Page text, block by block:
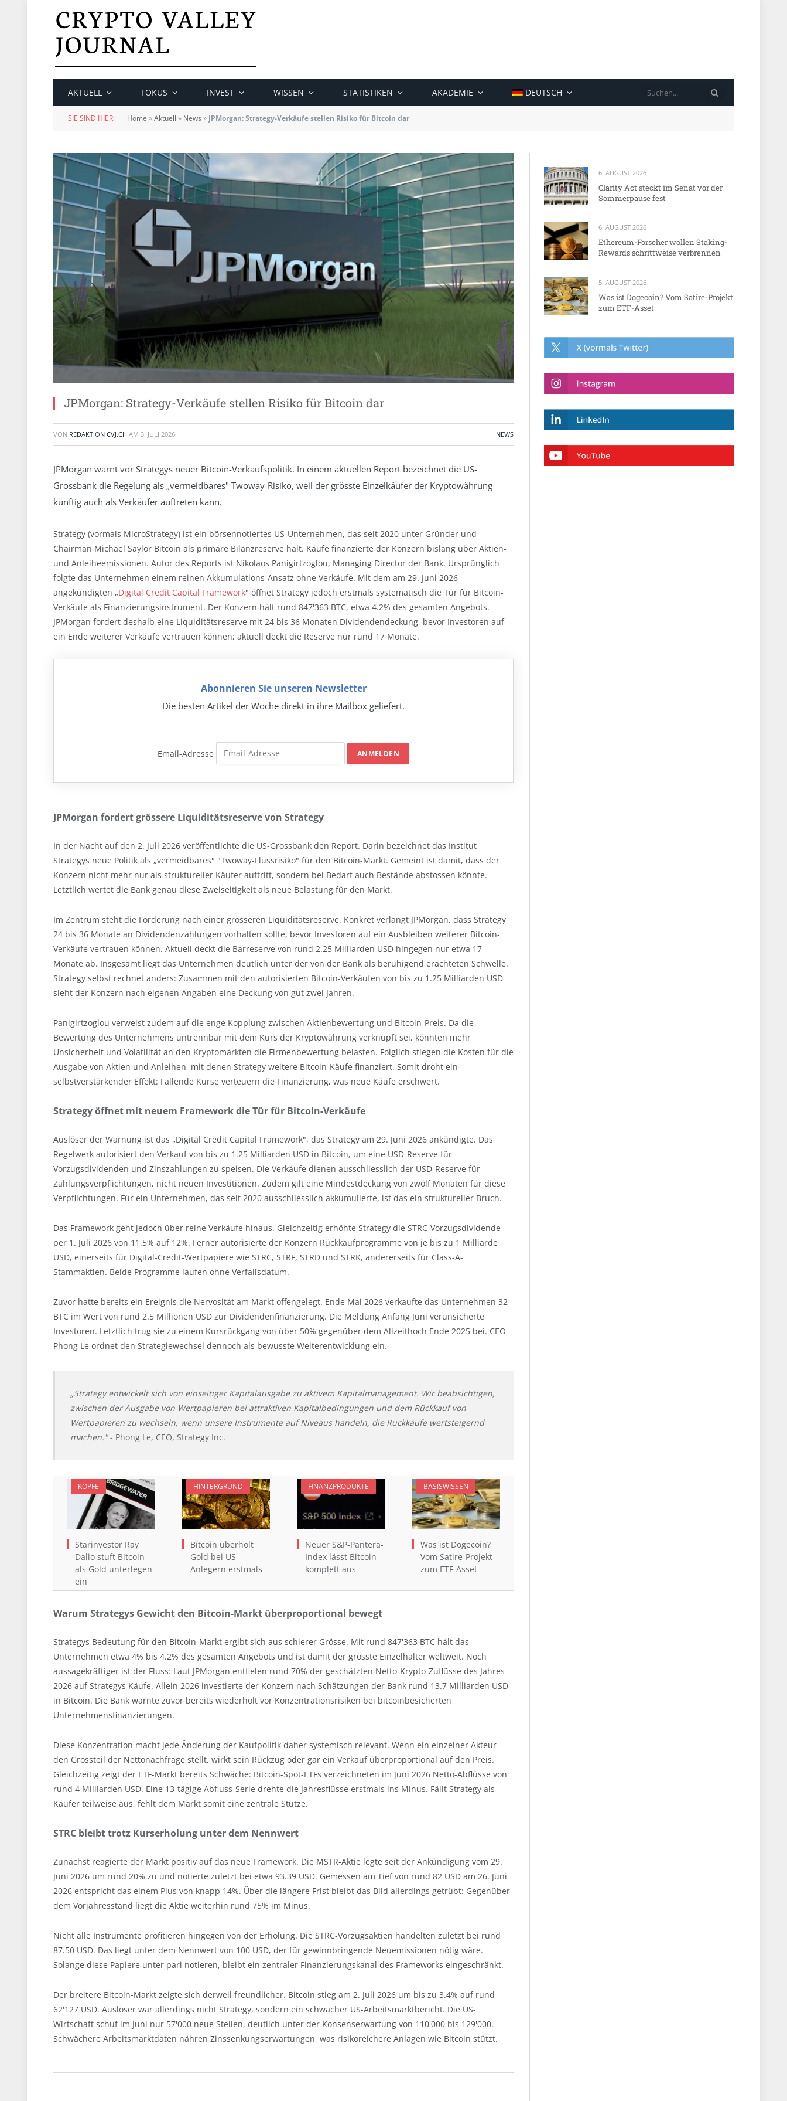
AKTUELL FOKUS INVEST WISSEN STATISTIKEN AKADEMIE DEUTSCH
SIE SIND HIER: Home »Aktuell » News » JPMorgan: Strategy-Verkäufe stellen Risiko für Bitcoin dar
JPMorgan: Strategy-Verkäufe stellen Risiko für Bitcoin dar
VON REDAKTION CVJ.CH AM 3. JULI 2026 NEWS
JPMorgan warnt vor Strategys neuer Bitcoin-Verkaufspolitik. In einem aktuellen Report bezeichnet die US-
Grossbank die Regelung als „vermeidbares" Twoway-Risiko, weil der grösste Einzelkäufer der Kryptowährung
künftig auch als Verkäufer auftreten kann.
Strategy (vormals MicroStrategy) ist ein börsennotiertes US-Unternehmen, das seit 2020 unter Gründer und
Chairman Michael Saylor Bitcoin als primäre Bilanzreserve hält. Käufe finanzierte der Konzern bislang über Aktien-
und Anleiheemissionen. Autor des Reports ist Nikolaos Panigirtzoglou, Managing Director der Bank. Ursprünglich
folgte das Unternehmen einem reinen Akkumulations-Ansatz ohne Verkäufe. Mit dem am 29. Juni 2026
angekündigten „Digital Credit Capital Framework" öffnet Strategy jedoch erstmals systematisch die Tür für Bitcoin-
Verkäufe als Finanzierungsinstrument. Der Konzern hält rund 847'363 BTC, etwa 4.2% des gesamten Angebots.
JPMorgan fordert deshalb eine Liquiditätsreserve mit 24 bis 36 Monaten Dividendendeckung, bevor Investoren auf
ein Ende weiterer Verkäufe vertrauen können; aktuell deckt die Reserve nur rund 17 Monate.
Abonnieren Sie unseren Newsletter
Die besten Artikel der Woche direkt in ihre Mailbox geliefert.
Email-Adresse
JPMorgan fordert grössere Liquiditätsreserve von Strategy
In der Nacht auf den 2. Juli 2026 veröffentlichte die US-Grossbank den Report. Darin bezeichnet das Institut
Strategys neue Politik als „vermeidbares" "Twoway-Flussrisiko" für den Bitcoin-Markt. Gemeint ist damit, dass der
Konzern nicht mehr nur als struktureller Käufer auftritt, sondern bei Bedarf auch Bestände abstossen könnte.
Letztlich wertet die Bank genau diese Zweiseitigkeit als neue Belastung für den Markt.
Im Zentrum steht die Forderung nach einer grösseren Liquiditätsreserve. Konkret verlangt JPMorgan, dass Strategy
24 bis 36 Monate an Dividendenzahlungen vorhalten sollte, bevor Investoren auf ein Ausbleiben weiterer Bitcoin-
Verkäufe vertrauen können. Aktuell deckt die Barreserve von rund 2.25 Milliarden USD hingegen nur etwa 17
Monate ab. Insgesamt liegt das Unternehmen deutlich unter der von der Bank als beruhigend erachteten Schwelle.
Strategy selbst rechnet anders: Zusammen mit den autorisierten Bitcoin-Verkäufen von bis zu 1.25 Milliarden USD
sieht der Konzern nach eigenen Angaben eine Deckung von gut zwei Jahren.
Panigirtzoglou verweist zudem auf die enge Kopplung zwischen Aktienbewertung und Bitcoin-Preis. Da die
Bewertung des Unternehmens untrennbar mit dem Kurs der Kryptowährung verknüpft sei, könnten mehr
Unsicherheit und Volatilität an den Kryptomärkten die Firmenbewertung belasten. Folglich stiegen die Kosten für die
Ausgabe von Aktien und Anleihen, mit denen Strategy weitere Bitcoin-Käufe finanziert. Somit droht ein
selbstverstärkender Effekt: Fallende Kurse verteuern die Finanzierung, was neue Käufe erschwert.
Strategy öffnet mit neuem Framework die Tür für Bitcoin-Verkäufe
Auslöser der Warnung ist das „Digital Credit Capital Framework", das Strategy am 29. Juni 2026 ankündigte. Das
Regelwerk autorisiert den Verkauf von bis zu 1.25 Milliarden USD in Bitcoin, um eine USD-Reserve für
Vorzugsdividenden und Zinszahlungen zu speisen. Die Verkäufe dienen ausschliesslich der USD-Reserve für
Zahlungsverpflichtungen, nicht neuen Investitionen. Zudem gilt eine Mindestdeckung von zwölf Monaten für diese
Verpflichtungen. Für ein Unternehmen, das seit 2020 ausschliesslich akkumulierte, ist das ein struktureller Bruch.
Das Framework geht jedoch über reine Verkäufe hinaus. Gleichzeitig erhöhte Strategy die STRC-Vorzugsdividende
per 1. Juli 2026 von 11.5% auf 12%. Ferner autorisierte der Konzern Rückkaufprogramme von je bis zu 1 Milliarde
USD, einerseits für Digital-Credit-Wertpapiere wie STRC, STRF, STRD und STRK, andererseits für Class-A-
Stammaktien. Beide Programme laufen ohne Verfallsdatum.
Zuvor hatte bereits ein Ereignis die Nervosität am Markt offengelegt. Ende Mai 2026 verkaufte das Unternehmen 32
BTC im Wert von rund 2.5 Millionen USD zur Dividendenfinanzierung. Die Meldung Anfang Juni verunsicherte
Investoren. Letztlich trug sie zu einem Kursrückgang von über 50% gegenüber dem Allzeithoch Ende 2025 bei. CEO
Phong Le ordnet den Strategiewechsel dennoch als bewusste Weiterentwicklung ein.
„Strategy entwickelt sich von einseitiger Kapitalausgabe zu aktivem Kapitalmanagement. Wir beabsichtigen,
zwischen der Ausgabe von Wertpapieren bei attraktiven Kapitalbedingungen und dem Rückkauf von
Wertpapieren zu wechseln, wenn unsere Instrumente auf Niveaus handeln, die Rückkäufe wertsteigernd
machen."- Phong Le, CEO, Strategy Inc.
KÖPFE
Starinvestor Ray
Dalio stuft Bitcoin
als Gold unterlegen
ein
HINTERGRUND
Bitcoin überholt
Gold bei US-
Anlegern erstmals
FINANZPRODUKTE
Neuer S&P-Pantera-
Index lässt Bitcoin
komplett aus
BASISWISSEN
Was ist Dogecoin?
Vom Satire-Projekt
zum ETF-Asset
Warum Strategys Gewicht den Bitcoin-Markt überproportional bewegt
Strategys Bedeutung für den Bitcoin-Markt ergibt sich aus schierer Grösse. Mit rund 847'363 BTC hält das
Unternehmen etwa 4% bis 4.2% des gesamten Angebots und ist damit der grösste Einzelhalter weltweit. Noch
aussagekräftiger ist der Fluss: Laut JPMorgan entfielen rund 70% der geschätzten Netto-Krypto-Zuflüsse des Jahres
2026 auf Strategys Käufe. Allein 2026 investierte der Konzern nach Schätzungen der Bank rund 13.7 Milliarden USD
in Bitcoin. Die Bank warnte zuvor bereits wiederholt vor Konzentrationsrisiken bei bitcoinbesicherten
Unternehmensfinanzierungen.
Diese Konzentration macht jede Änderung der Kaufpolitik daher systemisch relevant. Wenn ein einzelner Akteur
den Grossteil der Nettonachfrage stellt, wirkt sein Rückzug oder gar ein Verkauf überproportional auf den Preis.
Gleichzeitig zeigt der ETF-Markt bereits Schwäche: Bitcoin-Spot-ETFs verzeichneten im Juni 2026 Netto-Abflüsse von
rund 4 Milliarden USD. Eine 13-tägige Abfluss-Serie drehte die Jahresflüsse erstmals ins Minus. Fällt Strategy als
Käufer teilweise aus, fehlt dem Markt somit eine zentrale Stütze.
STRC bleibt trotz Kurserholung unter dem Nennwert
Zunächst reagierte der Markt positiv auf das neue Framework. Die MSTR-Aktie legte seit der Ankündigung vom 29.
Juni 2026 um rund 20% zu und notierte zuletzt bei etwa 93.39 USD. Gemessen am Tief von rund 82 USD am 26. Juni
2026 entspricht das einem Plus von knapp 14%. Über die längere Frist bleibt das Bild allerdings getrübt: Gegenüber
dem Vorjahresstand liegt die Aktie weiterhin rund 75% im Minus.
Nicht alle Instrumente profitieren hingegen von der Erholung. Die STRC-Vorzugsaktien handelten zuletzt bei rund
87.50 USD. Das liegt unter dem Nennwert von 100 USD, der für gewinnbringende Neuemissionen nötig wäre.
Solange diese Papiere unter pari notieren, bleibt ein zentraler Finanzierungskanal des Frameworks eingeschränkt.
Der breitere Bitcoin-Markt zeigte sich derweil freundlicher. Bitcoin stieg am 2. Juli 2026 um bis zu 3.4% auf rund
62'127 USD. Auslöser war allerdings nicht Strategy, sondern ein schwacher US-Arbeitsmarktbericht. Die US-
Wirtschaft schuf im Juni nur 57'000 neue Stellen, deutlich unter der Konsenserwartung von 110'000 bis 129'000.
Schwächere Arbeitsmarktdaten nähren Zinssenkungserwartungen, was risikoreichere Anlagen wie Bitcoin stützt.
6. AUGUST 2026
Clarity Act steckt im Senat vor der
Sommerpause fest
6. AUGUST 2026
Ethereum-Forscher wollen Staking-
Rewards schrittweise verbrennen
5. AUGUST 2026
Was ist Dogecoin? Vom Satire-Projekt
zum ETF-Asset